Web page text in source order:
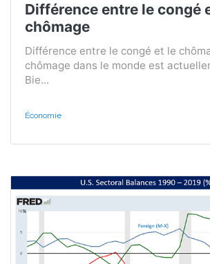
Différence entre le congé
chômage
Différence entre le congé et le
chômage dans le monde est
Bie...
Économie